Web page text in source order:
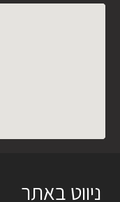
ניווט באתר